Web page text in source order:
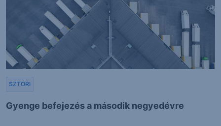
Gyenge befejezés a második negyedévre
SZTORI